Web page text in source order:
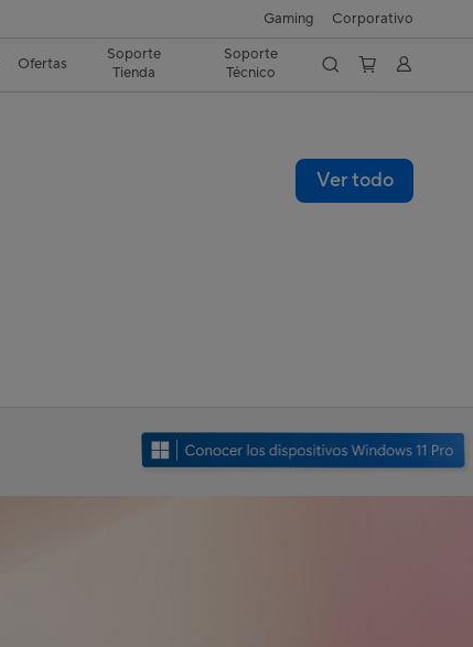
Gaming Corporativo
Ofertas
Soporte
Tienda
Soporte
Técnico
Ver todo